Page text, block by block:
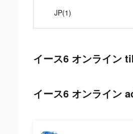
JP(1)
イース6 オンライン
イース6 オンライン